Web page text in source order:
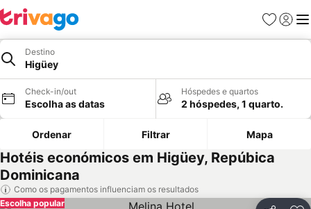
Favoritos
Iniciar
Destino
Higüey
Check-in/out
Escolha as datas
Hóspedes e quartos
2 hóspedes, 1 quarto.
Ordenar Filtrar Mapa
Hotéis económicos em Higüey, Repúbica
Dominicana
Como os pagamentos influenciam os resultados
Escolha popular